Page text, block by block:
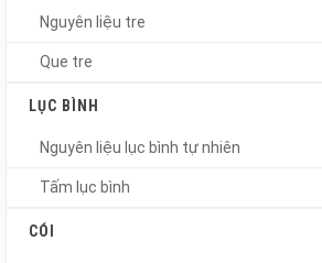
Nguyên liệu tre
Que tre
LỤC BÌNH
Nguyên liệu lục bình tự nhiên
Tấm lục bình
CÓI